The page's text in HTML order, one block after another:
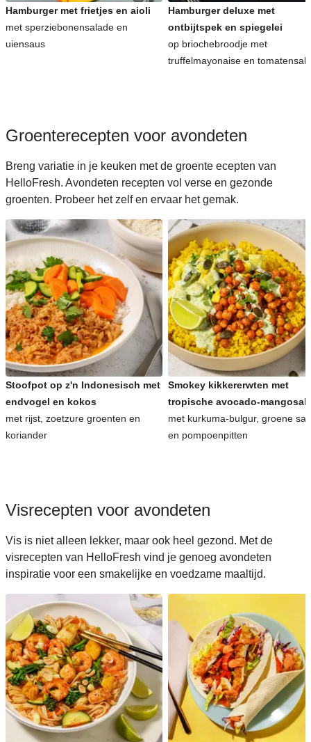
Hamburger met frietjes en aioli
met sperziebonensalade en
uiensaus
Hamburger deluxe met
ontbijtspek en spiegelei
op briochebroodje met
truffelmayonaise en
Groenterecepten voor avondeten
Breng variatie in je keuken met de groente ecepten van
HelloFresh. Avondeten recepten vol verse en gezonde
groenten. Probeer het zelf en ervaar het gemak.
Stoofpot op z'n Indonesisch met
endvogel en kokos
met rijst, zoetzure groenten en
koriander
Smokey kikkererwten met
tropische avocado-
met kurkuma-bulgur, groene
en pompoenpitten
Visrecepten voor avondeten
Vis is niet alleen lekker, maar ook heel gezond. Met de
visrecepten van HelloFresh vind je genoeg avondeten
inspiratie voor een smakelijke en voedzame maaltijd.